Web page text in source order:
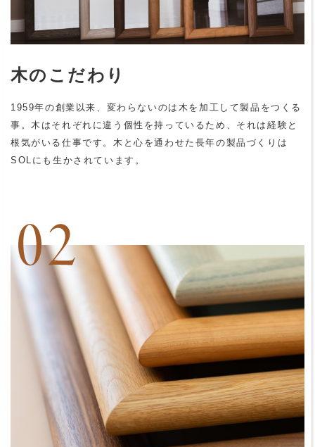
木のこだわり
1959年の創業以来、変わらないのは木を加工して製品をつくる
事。木はそれぞれに違う個性を持っているため、それは経験と
根気がいる仕事です。木と心を通わせた長年の製品づくりは
SOLにも生かされています。